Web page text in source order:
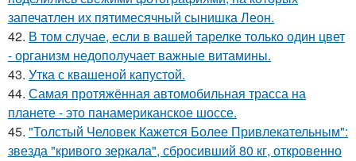
запечатлен их пятимесячный сынишка Леон.
42. В том случае, если в вашей тарелке только один цвет
- организм недополучает важные витамины.
43. Утка с квашеной капустой.
44. Самая протяжённая автомобильная трасса на
планете - это панамериканское шоссе.
45. "Толстый Человек Кажется Более Привлекательным":
звезда "кривого зеркала", сбросивший 80 кг, откровенно